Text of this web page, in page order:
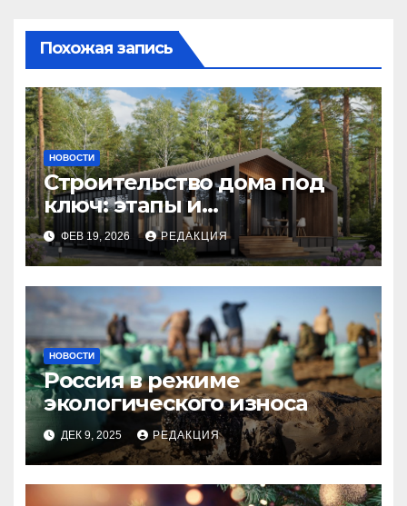
Похожая запись
НОВОСТИ
Строительство дома под
ключ: этапы и
планирование бюджета
ФЕВ 19, 2026 РЕДАКЦИЯ
НОВОСТИ
Россия в режиме
экологического износа
ДЕК 9, 2025 РЕДАКЦИЯ